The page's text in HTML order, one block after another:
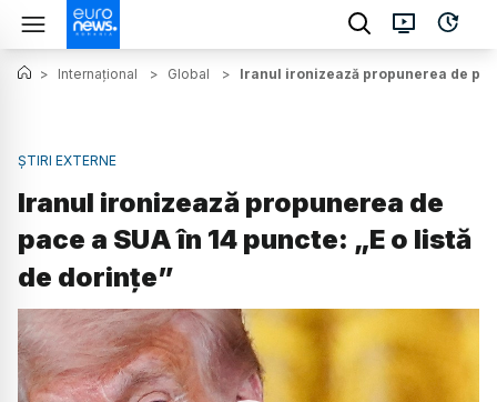
> Internațional > Global > Iranul ironizează propunerea de
ȘTIRI EXTERNE
Iranul ironizează propunerea de
pace a SUA în 14 puncte: „E o listă
de dorințe”